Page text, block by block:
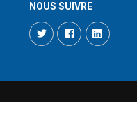
NOUS SUIVRE
TwitterFacebook